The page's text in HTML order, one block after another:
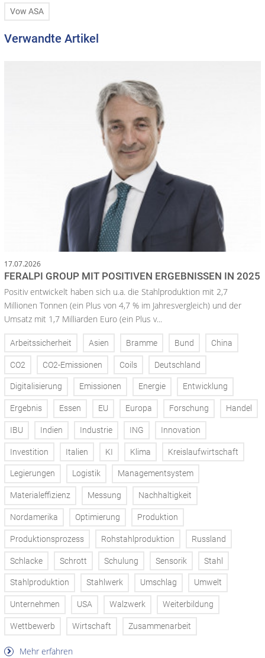
Vow ASA
Verwandte Artikel
17.07.2026
FERALPI GROUP MIT POSITIVEN ERGEBNISSEN IN 2025
Positiv entwickelt haben sich u.a. die Stahlproduktion mit 2,7
Millionen Tonnen (ein Plus von 4,7 % im Jahresvergleich) und der
Umsatz mit 1,7 Milliarden Euro (ein Plus v...
Arbeitssicherheit Asien Bramme Bund China
CO2 CO2-Emissionen Coils Deutschland
Digitalisierung Emissionen Energie Entwicklung
Ergebnis Essen EU Europa Forschung Handel
IBU Indien Industrie ING Innovation
Investition Italien KI Klima Kreislaufwirtschaft
Legierungen Logistik Managementsystem
Materialeffizienz Messung Nachhaltigkeit
Nordamerika Optimierung Produktion
Produktionsprozess Rohstahlproduktion Russland
Schlacke Schrott Schulung Sensorik Stahl
Stahlproduktion Stahlwerk Umschlag Umwelt
Unternehmen USA Walzwerk Weiterbildung
Wettbewerb Wirtschaft Zusammenarbeit
Mehr erfahren